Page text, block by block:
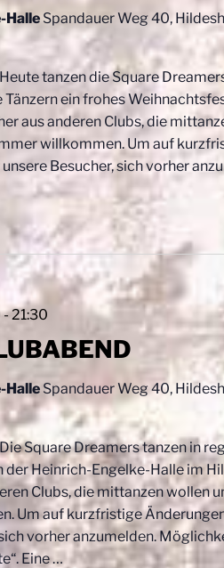
Halle Spandauer Weg 40,
tanzen die Square
ein frohes
aus anderen Clubs, die
willkommen. Um auf
Besucher, sich vorher
-21:30
Halle Spandauer Weg 40,
Square Dreamers tanzen in
Heinrich-Engelke-Halle im
Clubs, die mittanzen wollen
Um auf kurzfristige
vorher anzumelden.
Eine…